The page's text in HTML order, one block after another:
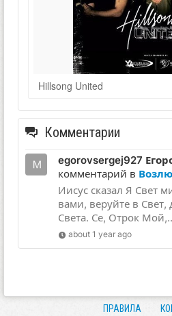
Hillsong United
Комментарии
egorovsergej927
комментарий в
Иисус сказал Я Свет
вами, веруйте в Свет,
Света. Се, Отрок
about 1 year ago
ПРАВИЛА